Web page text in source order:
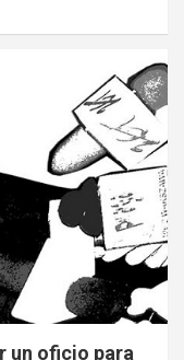
un oficio para